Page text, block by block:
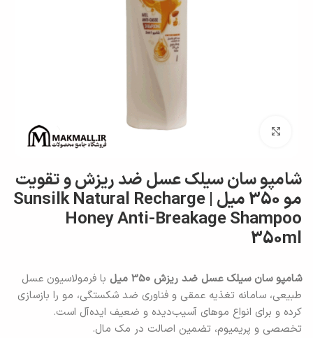
برای بزرگنمایی کلیک کنید
شامپو سان سیلک عسل ضد ریزش و تقویت
مو 350 میل | Sunsilk Natural Recharge
Honey Anti-Breakage Shampoo
350ml
شامپو سان سیلک عسل ضد ریزش 350 میل
با فرمولاسیون عسل
طبیعی، سامانه تغذیه عمقی و فناوری ضد شکستگی، مو را بازسازی
کرده و برای انواع موهای آسیب‌دیده و ضعیف ایده‌آل است.
تخصصی و پریمیوم، تضمین اصالت در مک مال.